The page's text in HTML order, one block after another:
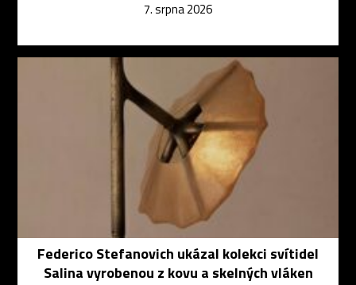
7. srpna 2026
Federico Stefanovich ukázal kolekci svítidel
Salina vyrobenou z kovu a skelných vláken